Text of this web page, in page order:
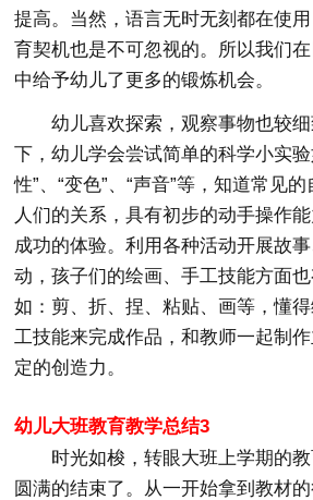
提高。当然，语言无时无刻都在使
育契机也是不可忽视的。所以我们
中给予幼儿了更多的锻炼机会。
幼儿喜欢探索，观察事物也较
下，幼儿学会尝试简单的科学小实
性”、“变色”、“声音”等，知道常见
人们的关系，具有初步的动手操作
成功的体验。利用各种活动开展故
动，孩子们的绘画、手工技能方面也
如：剪、折、捏、粘贴、画等，懂
工技能来完成作品，和教师一起制
定的创造力。
幼儿大班教育教学总结3
时光如梭，转眼大班上学期的
圆满的结束了。从一开始拿到教材